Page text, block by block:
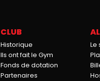
CLUB
Historique
Ils ont fait le Gym
Fonds de dotation
Partenaires
Le